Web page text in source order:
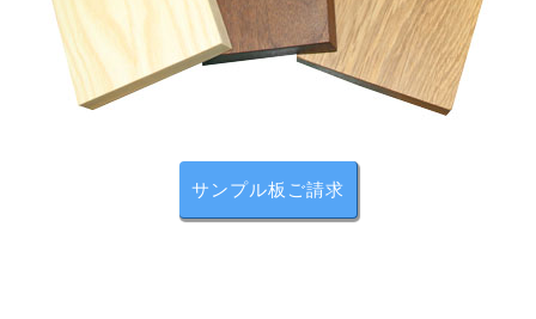
前板は開けやすさにもこだわって、「掘り込み」の取っ
手にしています。収納もしっかりあり、桐無垢材なので
虫が付きにくく湿度の調整もします。また底板も厚く頑
サンプル板ご請求